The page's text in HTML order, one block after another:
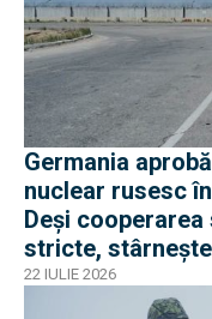
Germania
nuclear rusesc
Deși
stricte,
22 IULIE 2026